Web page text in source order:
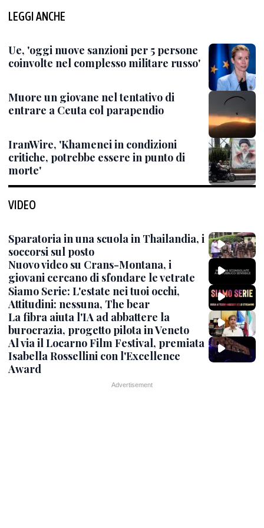
LEGGI ANCHE
Ue, 'oggi nuove sanzioni per 5 persone
coinvolte nel complesso militare russo'
Muore un giovane nel tentativo di
entrare a Ceuta col parapendio
IranWire, 'Khamenei in condizioni
critiche, potrebbe essere in punto di
morte'
VIDEO
Sparatoria in una scuola in Thailandia, i
soccorsi sul posto
Nuovo video su Crans-Montana, i
giovani cercano di sfondare le vetrate
Siamo Serie: L'estate nei tuoi occhi,
Attitudini: nessuna, The bear
La fibra aiuta l'IA ad abbattere la
burocrazia, progetto pilota in Veneto
Al via il Locarno Film Festival, premiata
Isabella Rossellini con l'Excellence
Award